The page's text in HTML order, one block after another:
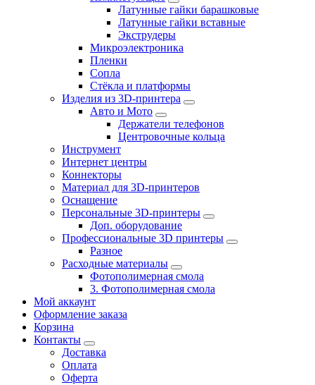
Латунные гайки барашковые
Латунные гайки вставные
Экструдеры
Микроэлектроника
Пленки
Сопла
Стёкла и платформы
Изделия из 3D-принтера
Авто и Мото
Держатели телефонов
Центровочные кольца
Инструмент
Интернет центры
Коннекторы
Материал для 3D-принтеров
Оснащение
Персональные 3D-принтеры
Доп. оборудование
Профессиональные 3D принтеры
Разное
Расходные материалы
Фотополимерная смола
3. Фотополимерная смола
Мой аккаунт
Оформление заказа
Корзина
Контакты
Доставка
Оплата
Оферта